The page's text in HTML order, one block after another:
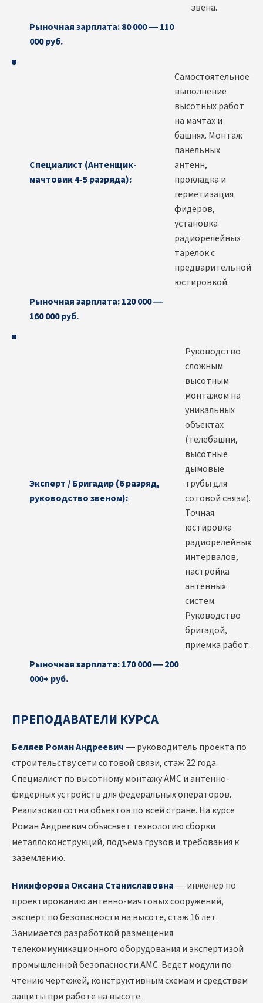
звена.
Рыночная зарплата: 80 000 — 110
000 руб.
Специалист (Антенщик-
мачтовик 4-5 разряда):
Самостоятельное
выполнение
высотных работ
на мачтах и
башнях. Монтаж
панельных
антенн,
прокладка и
герметизация
фидеров,
установка
радиорелейных
тарелок с
предварительной
юстировкой.
Рыночная зарплата: 120 000 —
160 000 руб.
Эксперт / Бригадир (6 разряд,
руководство звеном):
Руководство
сложным
высотным
монтажом на
уникальных
объектах
(телебашни,
высотные
дымовые
трубы для
сотовой связи).
Точная
юстировка
радиорелейных
интервалов,
настройка
антенных
систем.
Руководство
бригадой,
приемка работ.
Рыночная зарплата: 170 000 — 200
000+ руб.
ПРЕПОДАВАТЕЛИ КУРСА
Беляев Роман Андреевич— руководитель проекта по
строительству сети сотовой связи, стаж 22 года.
Специалист по высотному монтажу АМС и антенно-
фидерных устройств для федеральных операторов.
Реализовал сотни объектов по всей стране. На курсе
Роман Андреевич объясняет технологию сборки
металлоконструкций, подъема грузов и требования к
заземлению.
Никифорова Оксана Станиславовна— инженер по
проектированию антенно-мачтовых сооружений,
эксперт по безопасности на высоте, стаж 16 лет.
Занимается разработкой размещения
телекоммуникационного оборудования и экспертизой
промышленной безопасности АМС. Ведет модули по
чтению чертежей, конструктивным схемам и средствам
защиты при работе на высоте.